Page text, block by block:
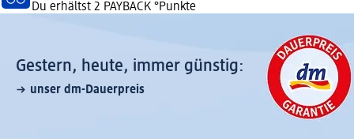
Du erhältst 2 PAYBACK °Punkte
Gestern, heute, immer günstig:
unser dm-Dauerpreis